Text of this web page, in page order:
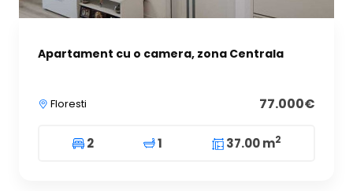
Apartament cu o camera, zona Centrala
Floresti 77.000€
2 1 37.00 m2